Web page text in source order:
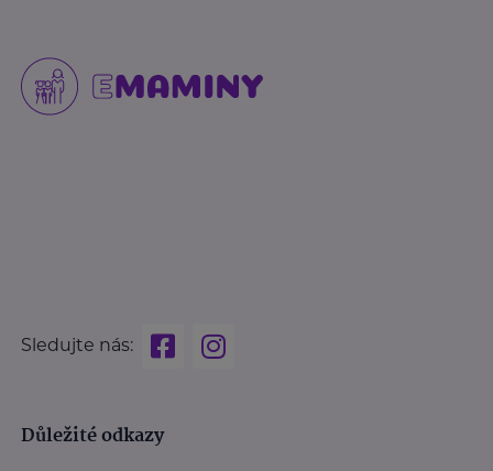
Sledujte nás:
Důležité odkazy